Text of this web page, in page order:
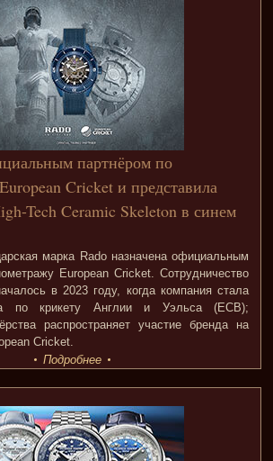
партнёром по
Cricket и представила
Tech Ceramic Skeleton в синем
марка Rado назначена официальным
European Cricket. Сотрудничество
в 2023 году, когда компания стала
по крикету Англии и Уэльса (ECB);
распространяет участие бренда на
Cricket.
Подробнее